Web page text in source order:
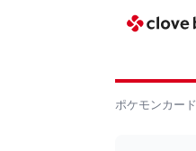
ポケモンカード